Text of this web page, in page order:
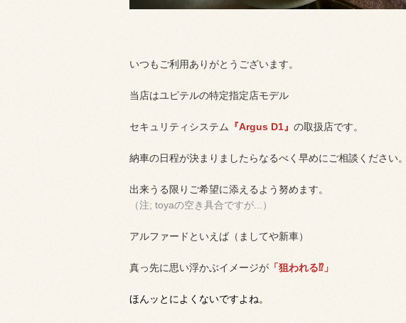
いつもご利用ありがとうございます。
当店はユピテルの特定指定店モデル
セキュリティシステム 『Argus D1』 の取扱店です。
納車の日程が決まりましたらなるべく早めにご相談ください。
出来うる限りご希望に添えるよう努めます。
（注; toyaの空き具合ですが...）
アルファードといえば（ましてや新車）
真っ先に思い浮かぶイメージが 「狙われる⁉ 」
ほんッとによくないですよね。